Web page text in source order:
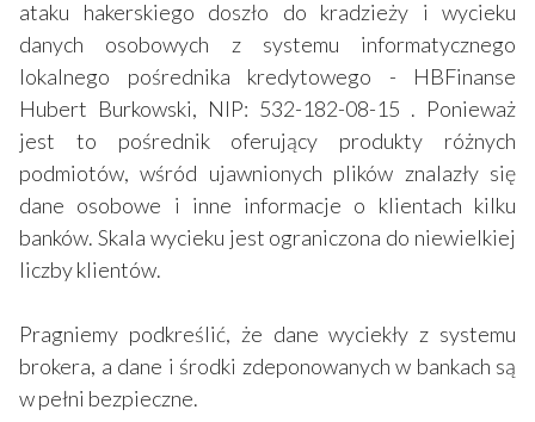
ataku hakerskiego doszło do kradzieży i wycieku
danych osobowych z systemu informatycznego
lokalnego pośrednika kredytowego - HBFinanse
Hubert Burkowski, NIP: 532-182-08-15 . Ponieważ
jest to pośrednik oferujący produkty różnych
podmiotów, wśród ujawnionych plików znalazły się
dane osobowe i inne informacje o klientach kilku
banków. Skala wycieku jest ograniczona do niewielkiej
liczby klientów.
Pragniemy podkreślić, że dane wyciekły z systemu
brokera, a dane i środki zdeponowanych w bankach są
w pełni bezpieczne.